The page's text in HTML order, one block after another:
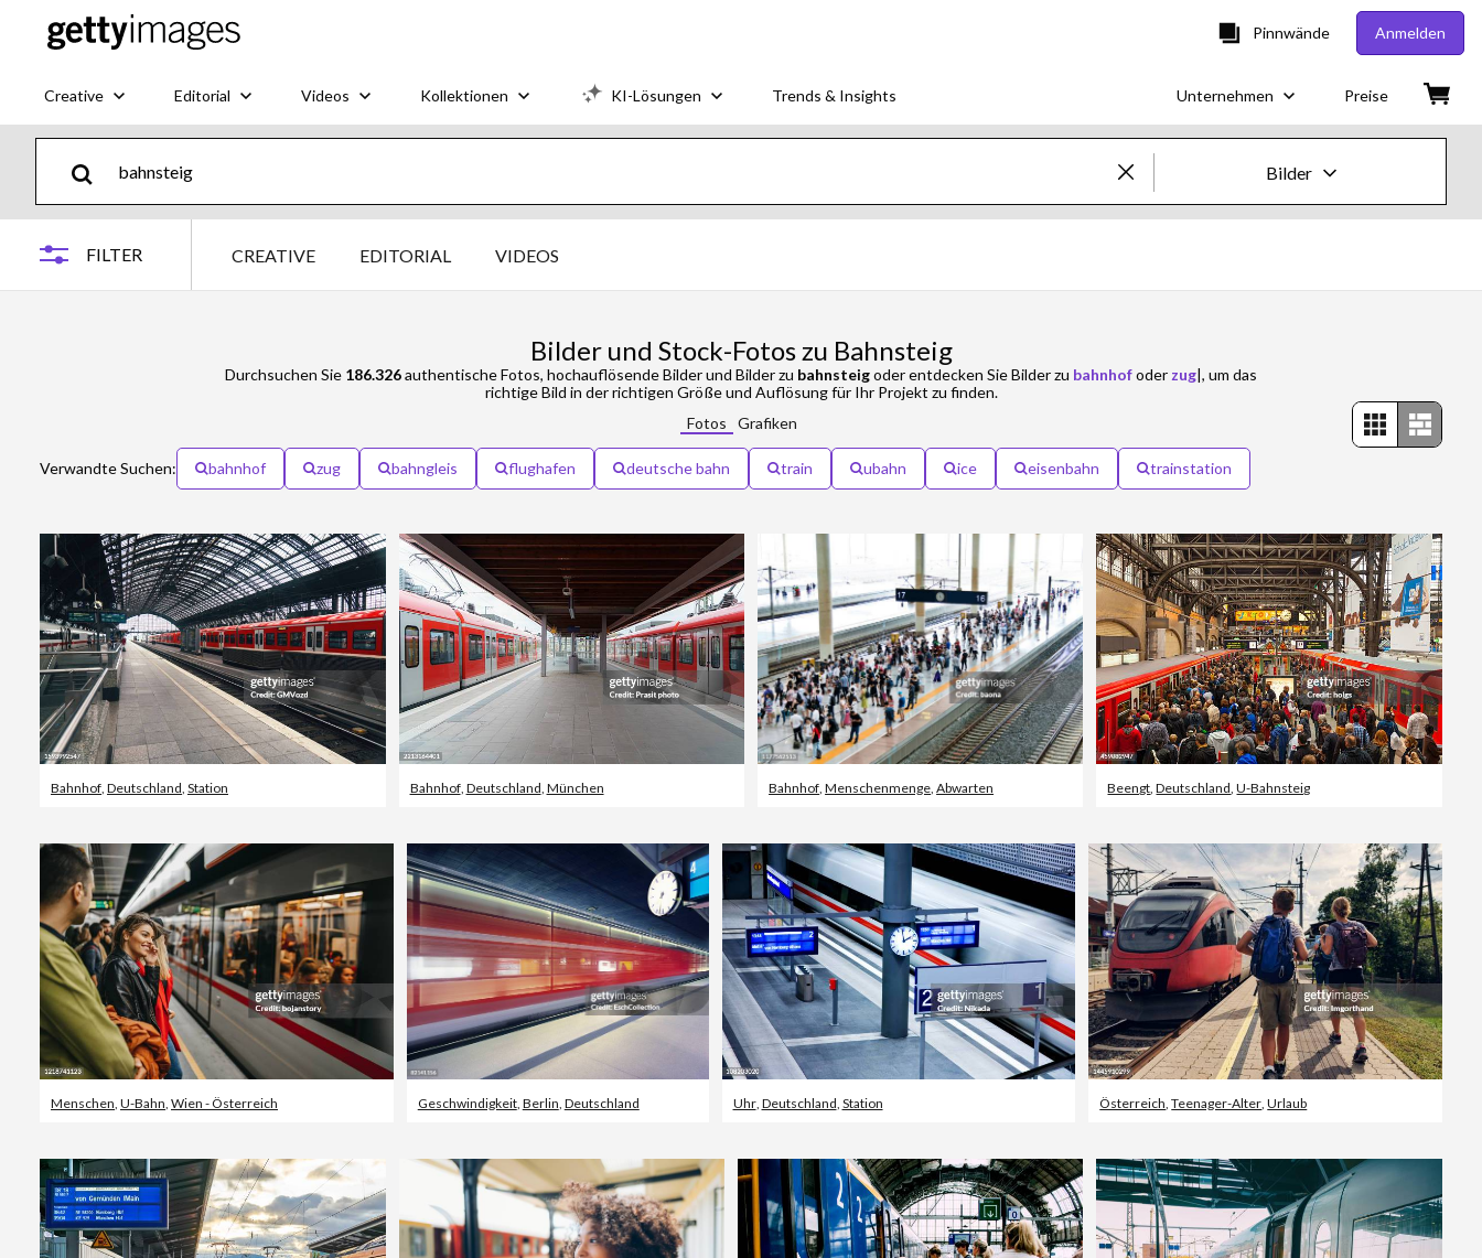
Pinnwände Anmelden
Creative Editorial Videos Kollektionen KI-Lösungen Trends & Insights Unternehmen Preise
Bilder
Editorial
Creative
FILTER CREATIVE EDITORIAL VIDEOS
Bilder und Stock-Fotos zu Bahnsteig
Durchsuchen Sie 186.326authentische Fotos, hochauflösende Bilder und Bilder zu bahnsteigoder entdecken Sie Bilder zu bahnhofoder zug|, um das
richtige Bild in der richtigen Größe und Auflösung für Ihr Projekt zu finden.
Fotos
Grafiken
Verwandte Suchen: bahnhof zug bahngleis flughafen deutsche bahn train ubahn ice eisenbahn trainstation
Bahnhof, Deutschland, Station Bahnhof, Deutschland, München Bahnhof,Menschenmenge,Abwarten Beengt,Deutschland,U-Bahnsteig
Menschen, U-Bahn, Wien - Österreich Geschwindigkeit, Berlin, Deutschland Uhr, Deutschland, Station Österreich,Teenager-Alter,Urlaub